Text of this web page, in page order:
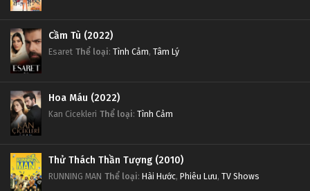
Cầm Tù (2022)
Esaret Thể loại: Tình Cảm, Tâm Lý
Hoa Máu (2022)
Kan Cicekleri Thể loại: Tình Cảm
Thử Thách Thần Tượng (2010)
RUNNING MAN Thể loại: Hài Hước, Phiêu Lưu, TV Shows